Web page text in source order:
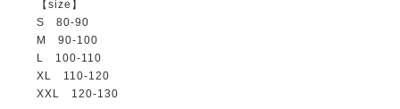
【size】
S 80-90
M 90-100
L 100-110
XL 110-120
XXL 120-130